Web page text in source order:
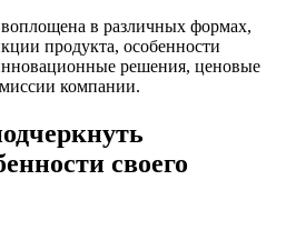
в различных формах,
продукта, особенности
решения, ценовые
компании.
своего